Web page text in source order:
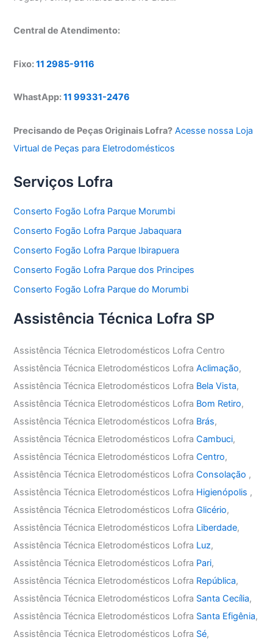
Central de Atendimento:
Fixo:11 2985-9116
WhastApp:11 99331-2476
Precisando de Peças Originais Lofra? Acesse nossa Loja
Virtual de Peças para Eletrodomésticos
Serviços Lofra
Conserto Fogão Lofra Parque Morumbi
Conserto Fogão Lofra Parque Jabaquara
Conserto Fogão Lofra Parque Ibirapuera
Conserto Fogão Lofra Parque dos Principes
Conserto Fogão Lofra Parque do Morumbi
Assistência Técnica Lofra SP
Assistência Técnica Eletrodomésticos Lofra Centro
Assistência Técnica Eletrodomésticos LofraAclimação,
Assistência Técnica Eletrodomésticos Lofra Bela Vista,
Assistência Técnica Eletrodomésticos Lofra Bom Retiro,
Assistência Técnica Eletrodomésticos Lofra Brás,
Assistência Técnica Eletrodomésticos LofraCambuci,
Assistência Técnica Eletrodomésticos LofraCentro,
Assistência Técnica Eletrodomésticos LofraConsolação ,
Assistência Técnica Eletrodomésticos Lofra Higienópolis ,
Assistência Técnica Eletrodomésticos LofraGlicério,
Assistência Técnica Eletrodomésticos Lofra Liberdade,
Assistência Técnica Eletrodomésticos Lofra Luz,
Assistência Técnica Eletrodomésticos Lofra Pari,
Assistência Técnica Eletrodomésticos Lofra República,
Assistência Técnica Eletrodomésticos Lofra Santa Cecília,
Assistência Técnica Eletrodomésticos Lofra Santa Efigênia,
Assistência Técnica Eletrodomésticos Lofra Sé,